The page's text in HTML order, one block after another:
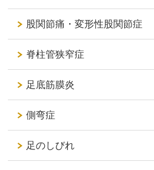
股関節痛・変形性股関節症
脊柱管狭窄症
足底筋膜炎
側弯症
足のしびれ